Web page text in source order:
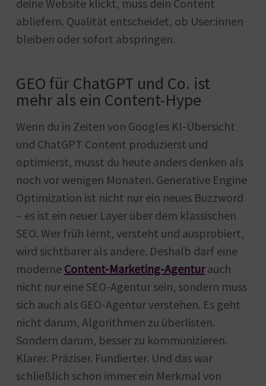
deine Website klickt, muss dein Content
abliefern. Qualität entscheidet, ob User:innen
bleiben oder sofort abspringen.
GEO für ChatGPT und Co. ist
mehr als ein Content-Hype
Wenn du in Zeiten von Googles KI-Übersicht
und ChatGPT Content produzierst und
optimierst, musst du heute anders denken als
noch vor wenigen Monaten. Generative Engine
Optimization ist nicht nur ein neues Buzzword
– es ist ein neuer Layer über dem klassischen
SEO. Wer früh lernt, versteht und ausprobiert,
wird sichtbarer als andere. Deshalb darf eine
moderne Content-Marketing-Agenturauch
nicht nur eine SEO-Agentur sein, sondern muss
sich auch als GEO-Agentur verstehen. Es geht
nicht darum, Algorithmen zu überlisten.
Sondern darum, besser zu kommunizieren.
Klarer. Präziser. Fundierter. Und das war
schließlich schon immer ein Merkmal von